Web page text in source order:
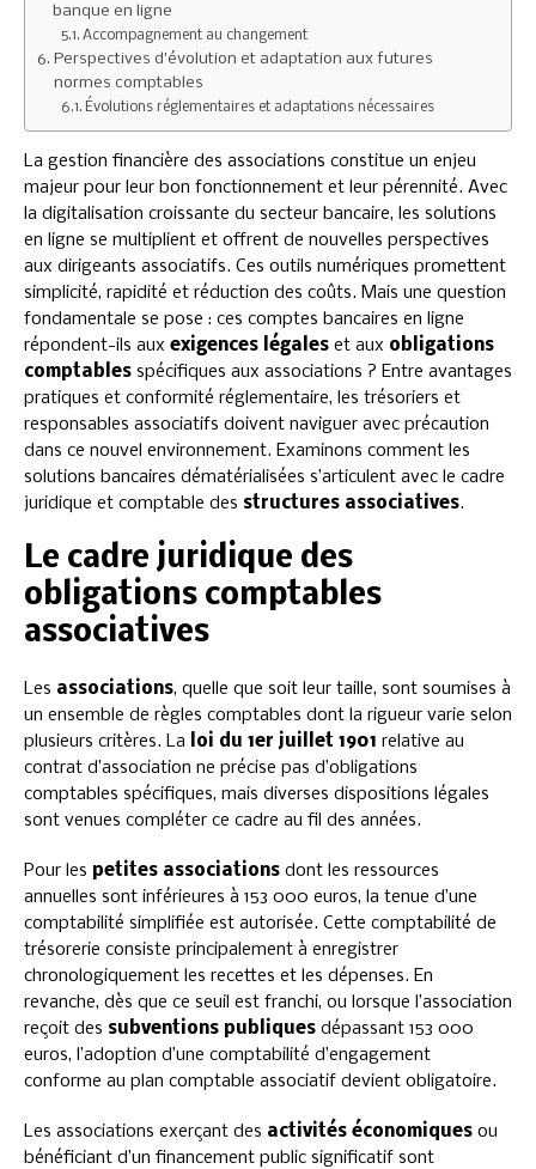
banque en ligne
Accompagnement au changement
Perspectives d’évolution et adaptation aux futures
normes comptables
Évolutions réglementaires et adaptations nécessaires
La gestion financière des associations constitue un enjeu
majeur pour leur bon fonctionnement et leur pérennité. Avec
la digitalisation croissante du secteur bancaire, les solutions
en ligne se multiplient et offrent de nouvelles perspectives
aux dirigeants associatifs. Ces outils numériques promettent
simplicité, rapidité et réduction des coûts. Mais une question
fondamentale se pose : ces comptes bancaires en ligne
répondent-ils aux exigences légales et aux obligations
comptables spécifiques aux associations ? Entre avantages
pratiques et conformité réglementaire, les trésoriers et
responsables associatifs doivent naviguer avec précaution
dans ce nouvel environnement. Examinons comment les
solutions bancaires dématérialisées s’articulent avec le cadre
juridique et comptable des structures associatives.
Le cadre juridique des
obligations comptables
associatives
Les associations, quelle que soit leur taille, sont soumises à
un ensemble de règles comptables dont la rigueur varie selon
plusieurs critères. La
loi du 1er juillet 1901 relative au
contrat d’association ne précise pas d’obligations
comptables spécifiques, mais diverses dispositions légales
sont venues compléter ce cadre au fil des années.
Pour les petites associations dont les ressources
annuelles sont inférieures à 153 000 euros, la tenue d’une
comptabilité simplifiée est autorisée. Cette comptabilité de
trésorerie consiste principalement à enregistrer
chronologiquement les recettes et les dépenses. En
revanche, dès que ce seuil est franchi, ou lorsque l’association
reçoit des subventions publiques dépassant 153 000
euros, l’adoption d’une comptabilité d’engagement
conforme au plan comptable associatif devient obligatoire.
Les associations exerçant des activités économiques ou
bénéficiant d’un financement public significatif sont